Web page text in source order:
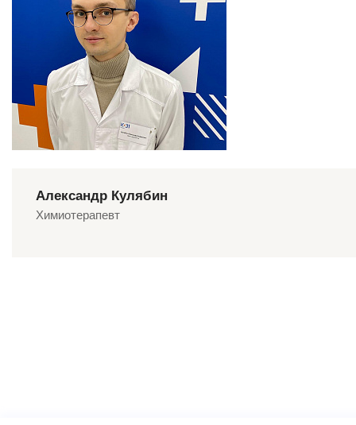
Александр Кулябин
Химиотерапевт